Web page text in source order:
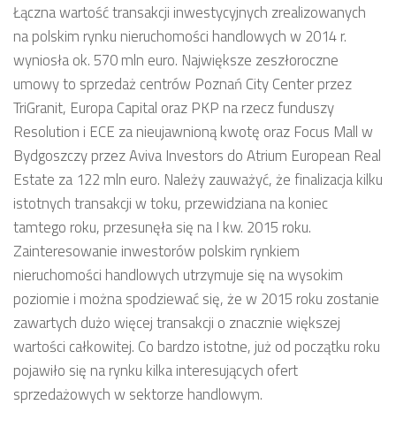
Łączna wartość transakcji inwestycyjnych zrealizowanych
na polskim rynku nieruchomości handlowych w 2014 r.
wyniosła ok. 570 mln euro. Największe zeszłoroczne
umowy to sprzedaż centrów Poznań City Center przez
TriGranit, Europa Capital oraz PKP na rzecz funduszy
Resolution i ECE za nieujawnioną kwotę oraz Focus Mall w
Bydgoszczy przez Aviva Investors do Atrium European Real
Estate za 122 mln euro. Należy zauważyć, że finalizacja kilku
istotnych transakcji w toku, przewidziana na koniec
tamtego roku, przesunęła się na I kw. 2015 roku.
Zainteresowanie inwestorów polskim rynkiem
nieruchomości handlowych utrzymuje się na wysokim
poziomie i można spodziewać się, że w 2015 roku zostanie
zawartych dużo więcej transakcji o znacznie większej
wartości całkowitej. Co bardzo istotne, już od początku roku
pojawiło się na rynku kilka interesujących ofert
sprzedażowych w sektorze handlowym.